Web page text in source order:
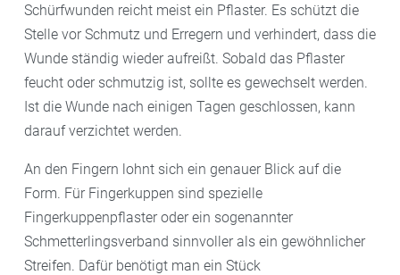
Schürfwunden reicht meist ein Pflaster. Es schützt die
Stelle vor Schmutz und Erregern und verhindert, dass die
Wunde ständig wieder aufreißt. Sobald das Pflaster
feucht oder schmutzig ist, sollte es gewechselt werden.
Ist die Wunde nach einigen Tagen geschlossen, kann
darauf verzichtet werden.
An den Fingern lohnt sich ein genauer Blick auf die
Form. Für Fingerkuppen sind spezielle
Fingerkuppenpflaster oder ein sogenannter
Schmetterlingsverband sinnvoller als ein gewöhnlicher
Streifen. Dafür benötigt man ein Stück